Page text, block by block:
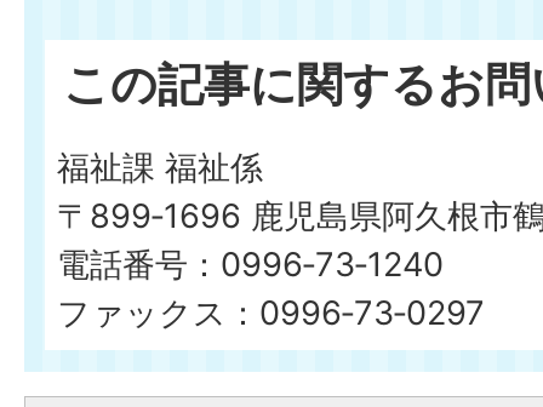
この記事に関するお
福祉課 福祉係
〒899‐1696 鹿児島県阿久根市
電話番号：0996‐73‐1240
ファックス：0996‐73‐0297